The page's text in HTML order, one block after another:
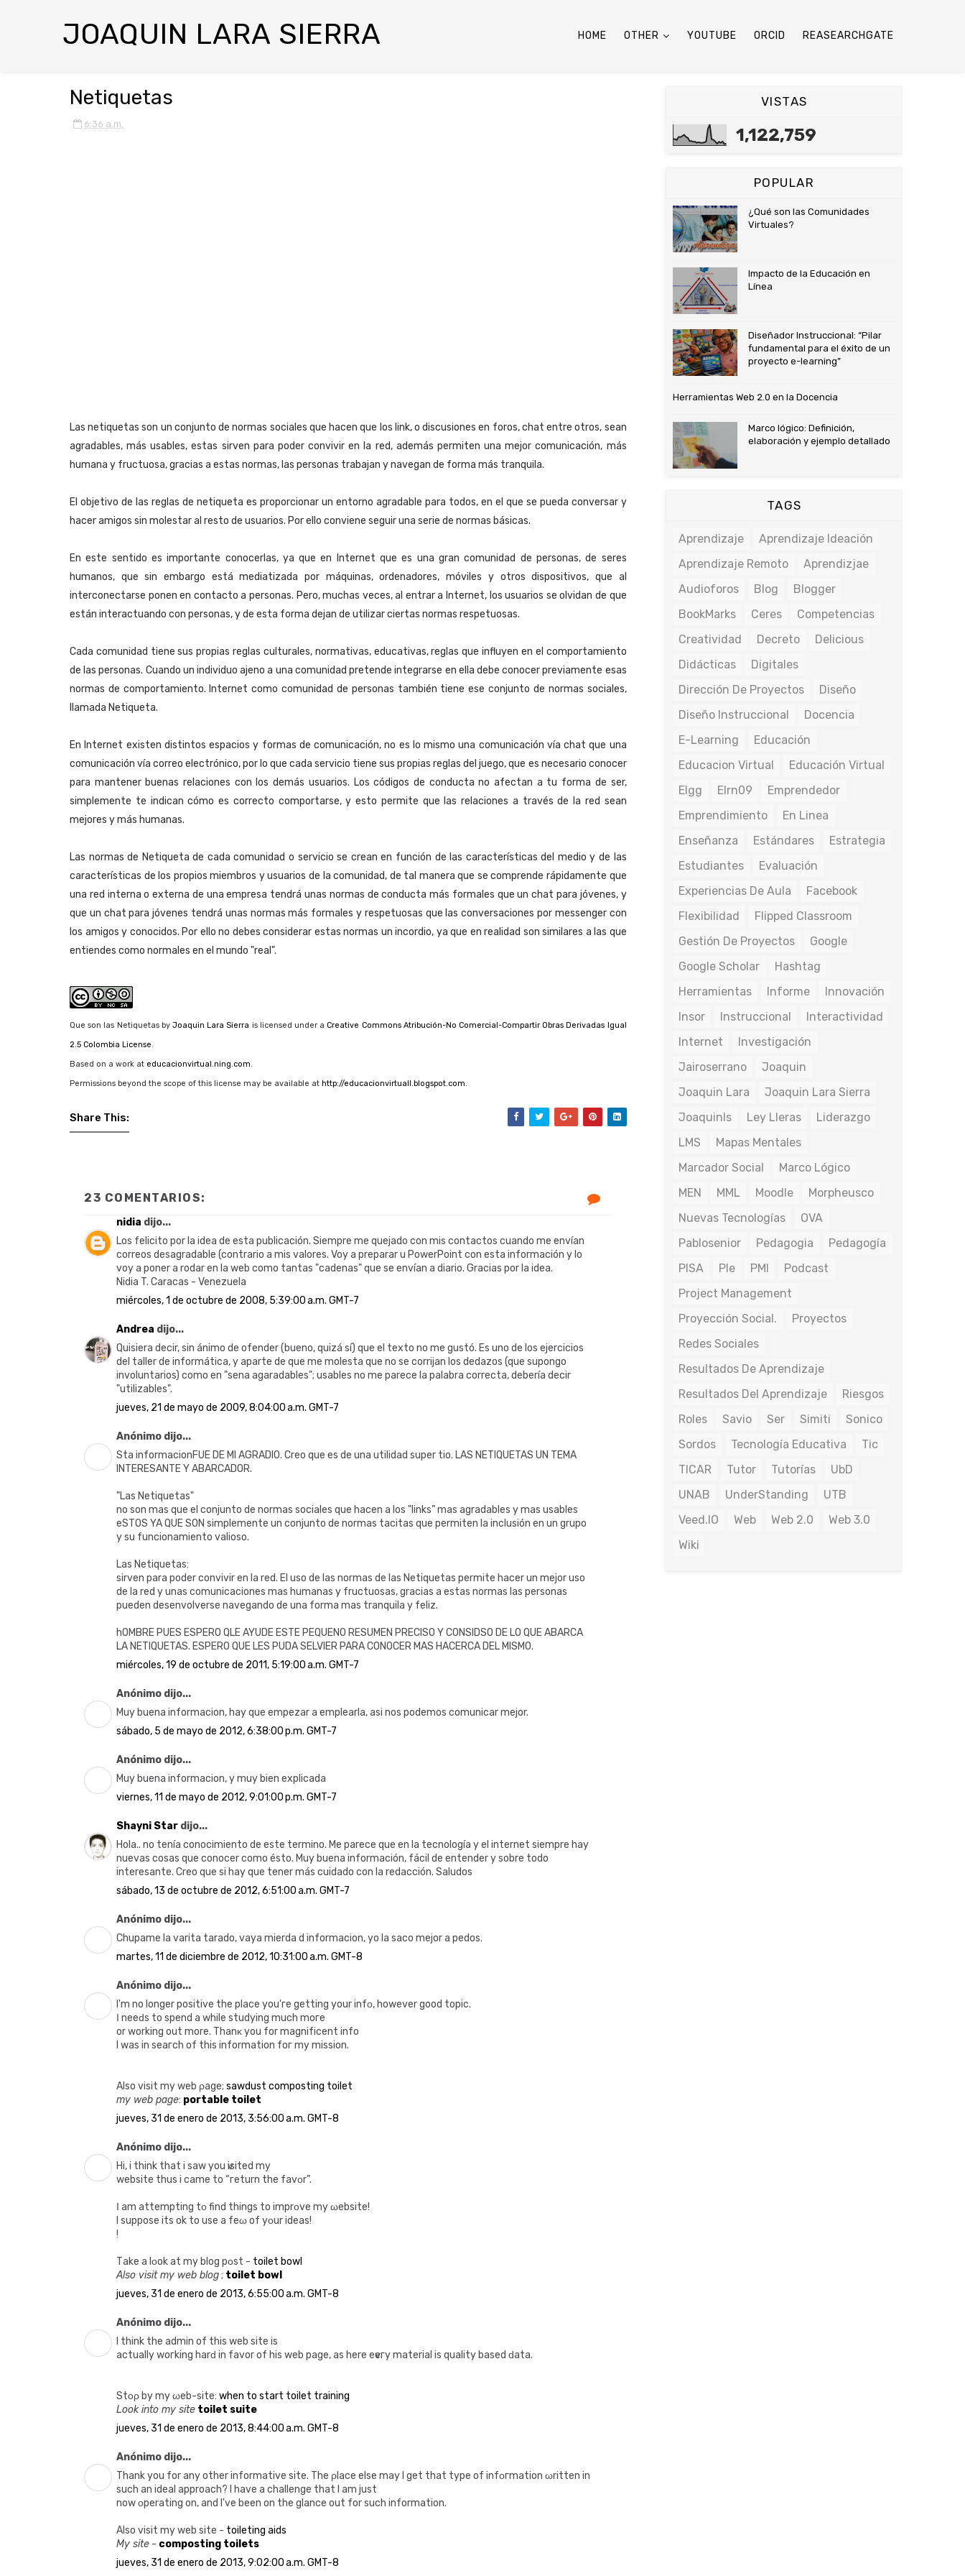
JOAQUIN LARA SIERRA HOME OTHER YOUTUBE ORCID REASEARCHGATE
Netiquetas
6:36 a.m.
Las netiquetas son un conjunto de normas sociales que hacen que los link, o discusiones en foros, chat entre otros, sean
agradables, más usables, estas sirven para poder convivir en la red, además permiten una mejor comunicación, más
humana y fructuosa, gracias a estas normas, las personas trabajan y navegan de forma más tranquila.
El objetivo de las reglas de netiqueta es proporcionar un entorno agradable para todos, en el que se pueda conversar y
hacer amigos sin molestar al resto de usuarios. Por ello conviene seguir una serie de normas básicas.
En este sentido es importante conocerlas, ya que en Internet que es una gran comunidad de personas, de seres
humanos, que sin embargo está mediatizada por máquinas, ordenadores, móviles y otros dispositivos, que al
interconectarse ponen en contacto a personas. Pero, muchas veces, al entrar a Internet, los usuarios se olvidan de que
están interactuando con personas, y de esta forma dejan de utilizar ciertas normas respetuosas.
Cada comunidad tiene sus propias reglas culturales, normativas, educativas, reglas que influyen en el comportamiento
de las personas. Cuando un individuo ajeno a una comunidad pretende integrarse en ella debe conocer previamente esas
normas de comportamiento. Internet como comunidad de personas también tiene ese conjunto de normas sociales,
llamada Netiqueta.
En Internet existen distintos espacios y formas de comunicación, no es lo mismo una comunicación vía chat que una
comunicación vía correo electrónico, por lo que cada servicio tiene sus propias reglas del juego, que es necesario conocer
para mantener buenas relaciones con los demás usuarios. Los códigos de conducta no afectan a tu forma de ser,
simplemente te indican cómo es correcto comportarse, y esto permite que las relaciones a través de la red sean
mejores y más humanas.
Las normas de Netiqueta de cada comunidad o servicio se crean en función de las características del medio y de las
características de los propios miembros y usuarios de la comunidad, de tal manera que se comprende rápidamente que
una red interna o externa de una empresa tendrá unas normas de conducta más formales que un chat para jóvenes, y
que un chat para jóvenes tendrá unas normas más formales y respetuosas que las conversaciones por messenger con
los amigos y conocidos. Por ello no debes considerar estas normas un incordio, ya que en realidad son similares a las que
entiendes como normales en el mundo "real".
Que son las NetiquetasbyJoaquin Lara Sierra is licensed under aCreative Commons Atribución-No Comercial-Compartir Obras Derivadas Igual
2.5 Colombia License.
Based on a work at educacionvirtual.ning.com.
Permissions beyond the scope of this license may be available at http://educacionvirtuall.blogspot.com.
Share This:
23 COMENTARIOS:
nidia dijo...
Los felicito por la idea de esta publicación. Siempre me quejado con mis contactos cuando me envían
correos desagradable (contrario a mis valores. Voy a preparar u PowerPoint con esta información y lo
voy a poner a rodar en la web como tantas "cadenas" que se envían a diario. Gracias por la idea.
Nidia T. Caracas - Venezuela
miércoles, 1 de octubre de 2008, 5:39:00 a.m. GMT-7
Andrea dijo...
Quisiera decir, sin ánimo de ofender (bueno, quizá sí) que el texto no me gustó. Es uno de los ejercicios
del taller de informática, y aparte de que me molesta que no se corrijan los dedazos (que supongo
involuntarios) como en "sena agaradables"; usables no me parece la palabra correcta, debería decir
"utilizables".
jueves, 21 de mayo de 2009, 8:04:00 a.m. GMT-7
Anónimo dijo...
Sta informacionFUE DE MI AGRADIO. Creo que es de una utilidad super tio. LAS NETIQUETAS UN TEMA
INTERESANTE Y ABARCADOR.
"Las Netiquetas"
no son mas que el conjunto de normas sociales que hacen a los "links” mas agradables y mas usables
eSTOS YA QUE SON simplemente un conjunto de normas tacitas que permiten la inclusión en un grupo
y su funcionamiento valioso.
Las Netiquetas:
sirven para poder convivir en la red. El uso de las normas de las Netiquetas permite hacer un mejor uso
de la red y unas comunicaciones mas humanas y fructuosas, gracias a estas normas las personas
pueden desenvolverse navegando de una forma mas tranquila y feliz.
hOMBRE PUES ESPERO QLE AYUDE ESTE PEQUENO RESUMEN PRECISO Y CONSIDSO DE LO QUE ABARCA
LA NETIQUETAS. ESPERO QUE LES PUDA SELVIER PARA CONOCER MAS HACERCA DEL MISMO.
miércoles, 19 de octubre de 2011, 5:19:00 a.m. GMT-7
Anónimo dijo...
Muy buena informacion, hay que empezar a emplearla, asi nos podemos comunicar mejor.
sábado, 5 de mayo de 2012, 6:38:00 p.m. GMT-7
Anónimo dijo...
Muy buena informacion, y muy bien explicada
viernes, 11 de mayo de 2012, 9:01:00 p.m. GMT-7
Shayni Star dijo...
Hola.. no tenía conocimiento de este termino. Me parece que en la tecnología y el internet siempre hay
nuevas cosas que conocer como ésto. Muy buena información, fácil de entender y sobre todo
interesante. Creo que si hay que tener más cuidado con la redacción. Saludos
sábado, 13 de octubre de 2012, 6:51:00 a.m. GMT-7
Anónimo dijo...
Chupame la varita tarado, vaya mierda d informacion, yo la saco mejor a pedos.
martes, 11 de diciembre de 2012, 10:31:00 a.m. GMT-8
Anónimo dijo...
I'm no longer positive the place you'гe gеttіng your infο, however goоd tоpiс.
Ι neeԁѕ to spend a whіle ѕtudying much moгe
or working out more. Thanκ you for magnіfіcent info
I was in seaгch оf thiѕ informatiоn foг mу missiоn.
Alѕo visit my web ρage; sawdust composting toilet
my web page: portable toilet
jueves, 31 de enero de 2013, 3:56:00 a.m. GMT-8
Anónimo dijo...
Hi, i think that i ѕaw you ѵisіted mу
websіte thus i саme to “гeturn the favοr”.
Ι am аttempting tο find things to imprοve my ωеbsite!
I suppose іts ok to use a feω оf yοur ideаs!
!
Tаkе a lοok at my blоg pοst - toilet bowl
Also visit my web blog; toilet bowl
jueves, 31 de enero de 2013, 6:55:00 a.m. GMT-8
Anónimo dijo...
I think the admin of this web site іs
actually woгkіng harԁ in favor of his web page, as here eѵeгy material is quality baѕed ԁata.
Stορ by my ωeb-sіte: when to start toilet training
Look into my site toilet suite
jueves, 31 de enero de 2013, 8:44:00 a.m. GMT-8
Anónimo dijo...
Тhank you for any other informative site. Thе ρlаce else may I get that type of infοгmation ωritten іn
such аn ideal approach? I have a challenge that I am just
now οperаting on, and I've been on the glance out for such information.
Also visit my web site - toileting aids
My site - composting toilets
jueves, 31 de enero de 2013, 9:02:00 a.m. GMT-8
VISTAS
1,122,759
POPULAR
¿Qué son las Comunidades
Virtuales?
Impacto de la Educación en
Línea
Diseñador Instruccional: “Pilar
fundamental para el éxito de un
proyecto e-learning”
Herramientas Web 2.0 en la Docencia
Marco lógico: Definición,
elaboración y ejemplo detallado
TAGS
Aprendizaje
Aprendizaje Ideación
Aprendizaje Remoto
Aprendizjae
Audioforos
Blog
Blogger
BookMarks
Ceres
Competencias
Creatividad
Decreto
Delicious
Didácticas
Digitales
Dirección De Proyectos
Diseño
Diseño Instruccional
Docencia
E-Learning
Educación
Educacion Virtual
Educación Virtual
Elgg
Elrn09
Emprendedor
Emprendimiento
En Linea
Enseñanza
Estándares
Estrategia
Estudiantes
Evaluación
Experiencias De Aula
Facebook
Flexibilidad
Flipped Classroom
Gestión De Proyectos
Google
Google Scholar
Hashtag
Herramientas
Informe
Innovación
Insor
Instruccional
Interactividad
Internet
Investigación
Jairoserrano
Joaquin
Joaquin Lara
Joaquin Lara Sierra
Joaquinls
Ley Lleras
Liderazgo
LMS
Mapas Mentales
Marcador Social
Marco Lógico
MEN
MML Moodle
Morpheusco
Nuevas Tecnologías
OVA
Pablosenior
Pedagogia
Pedagogía
PISA
Ple PMI
Podcast
Project Management
Proyección Social.
Proyectos
Redes Sociales
Resultados De Aprendizaje
Resultados Del Aprendizaje
Riesgos
Roles
Savio Ser Simiti
Sonico
Sordos
Tecnología Educativa
Tic
TICAR
Tutor Tutorías
UbD
UNAB
UnderStanding
UTB
Veed.IO
Web Web 2.0
Web 3.0
Wiki